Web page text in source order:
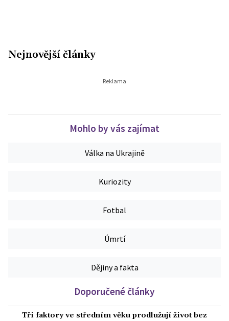
Nejnovější články
Mohlo by vás zajímat
Válka na Ukrajině
Kuriozity
Fotbal
Úmrtí
Dějiny a fakta
Doporučené články
Tři faktory ve středním věku prodlužují život bez